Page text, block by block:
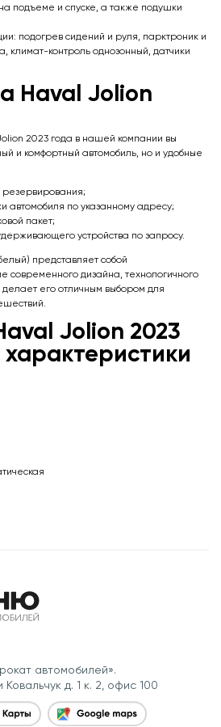
подъеме и спуске, а также подушки
подогрев сидений и руля, парктроник и
климат-контроль однозонный, датчики
Haval Jolion
2023 года в нашей компании вы
и комфортный автомобиль, но и удобные
резервирования;
автомобиля по указанному адресу;
пакет;
устройства по запросу.
представляет собой
современного дизайна, технологичного
его отличным выбором для
ㅤㅤㅤㅤㅤㅤㅤㅤ 2023
автомобилей».
Ковальчук д. 1 к. 2, офис 100